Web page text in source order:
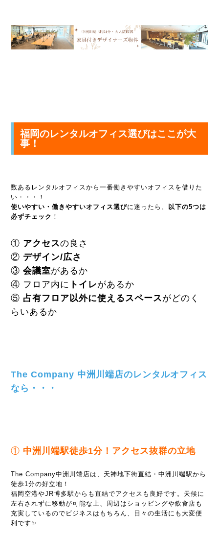
福岡のレンタルオフィス選びはここが大
事！
数あるレンタルオフィスから一番働きやすいオフィスを借りた
い・・・！
使いやすい・働きやすいオフィス選びに迷ったら、
以下の5つは
必ずチェック ！
① アクセスの良さ
② デザイン/広さ
③会議室があるか
④ フロア内に トイレがあるか
⑤ 占有フロア以外に使えるスペースがどのく
らいあるか
The Company 中洲川端店のレンタルオフィス
なら・・・
① 中洲川端駅徒歩1分！アクセス抜群の立地
The Company中洲川端店は、天神地下街直結・中洲川端駅から
徒歩1分の好立地！
福岡空港やJR博多駅からも直結でアクセスも良好です。天候に
左右されずに移動が可能な上、周辺はショッビングや飲食店も
充実しているのでビジネスはもちろん、日々の生活にも大変便
利です✨